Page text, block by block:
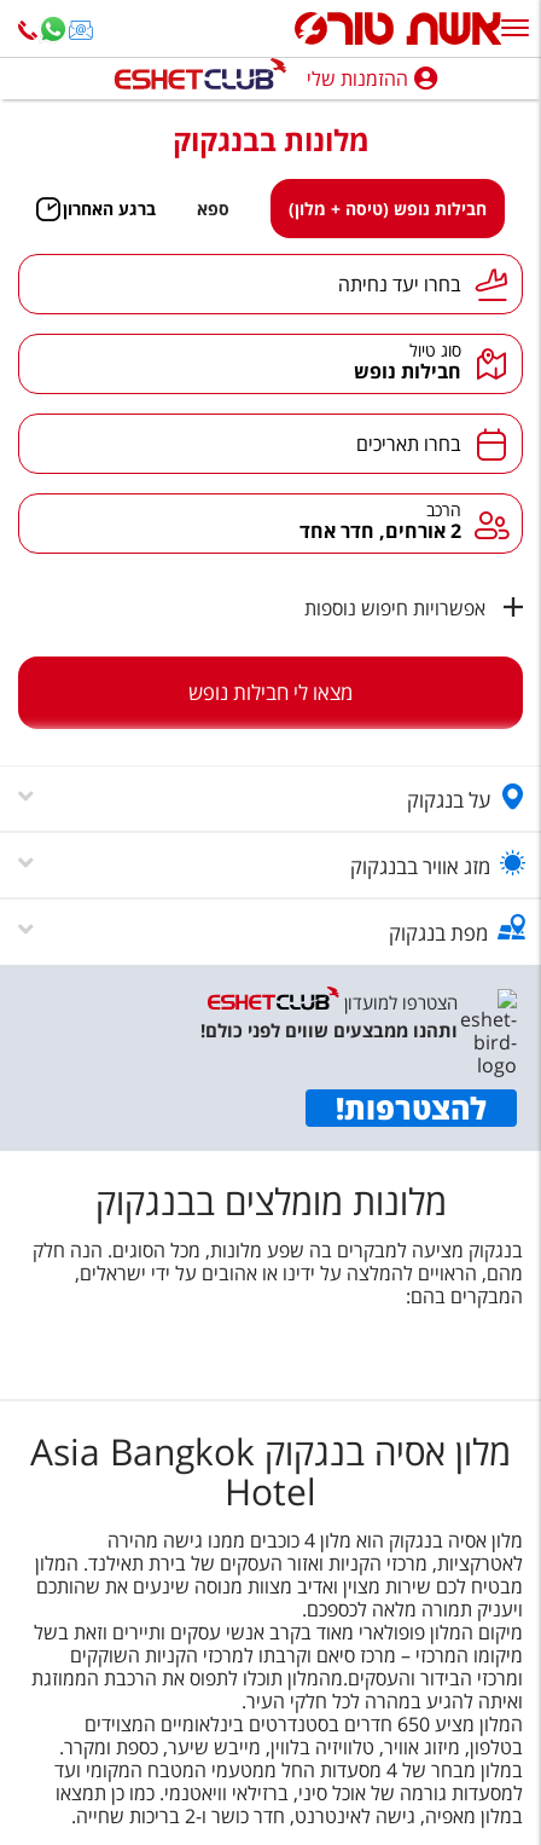
ההזמנות שלי
חופשה לפי סגנון
מלונות באילת
טיולים מאורגנים
סגנונות טיול
הרגע האחרון
חבילות בריאות וספא
טיסות לחו"ל
מלונות בחו"ל
שירות לקוחות
טופס צור קשר
עקבו אחרינו
ההזמנות שלי
מלונות בבנגקוק
חבילות נופש (טיסה + מלון) ספא ברגע האחרון
יעד נחיתהבחרו יעד נחיתה
סוג טיול
חבילות נופש
תאריכים בחרו תאריכים
הרכב הרכב
2 אורחים, חדר אחד
אפשרויות חיפוש נוספות
מצאו לי חבילות נופש
על בנגקוק
מזג אוויר בבנגקוק
מפת בנגקוק
הצטרפו למועדון
ותהנו ממבצעים שווים לפני כולם!
להצטרפות!
מלונות מומלצים בבנגקוק
בנגקוק מציעה למבקרים בה שפע מלונות, מכל הסוגים. הנה חלק
מהם, הראויים להמלצה על ידינו או אהובים על ידי ישראלים,
המבקרים בהם:
מלון אסיה בנגקוק Asia Bangkok
Hotel
מלון אסיה בנגקוק הוא מלון 4 כוכבים ממנו גישה מהירה
לאטרקציות, מרכזי הקניות ואזור העסקים של בירת תאילנד. המלון
מבטיח לכם שירות מצוין ואדיב מצוות מנוסה שינעים את שהותכם
ויעניק תמורה מלאה לכספכם.
מיקום המלון פופולארי מאוד בקרב אנשי עסקים ותיירים וזאת בשל
מיקומו המרכזי – מרכז סיאם וקרבתו למרכזי הקניות השוקקים
ומרכזי הבידור והעסקים.מהמלון תוכלו לתפוס את הרכבת הממוזגת
ואיתה להגיע במהרה לכל חלקי העיר.
המלון מציע 650 חדרים בסטנדרטים בינלאומיים המצוידים
בטלפון, מיזוג אוויר, טלוויזיה בלווין, מייבש שיער, כספת ומקרר.
במלון מבחר של 4 מסעדות החל ממטעמי המטבח המקומי ועד
למסעדות גורמה של אוכל סיני, ברזילאי וויאטנמי. כמו כן תמצאו
במלון מאפיה, גישה לאינטרנט, חדר כושר ו-2 בריכות שחייה.